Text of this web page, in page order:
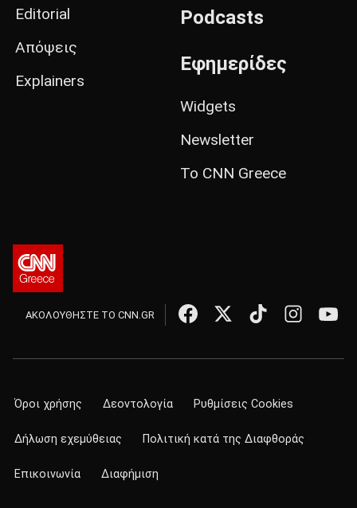
Editorial
Απόψεις
Explainers
Podcasts
Εφημερίδες
Widgets
Newsletter
Το CNN Greece
ΑΚΟΛΟΥΘΗΣΤΕ ΤΟ CNN.GR
Όροι χρήσης Δεοντολογία Ρυθμίσεις Cookies
Δήλωση εχεμύθειας Πολιτική κατά της Διαφθοράς
Επικοινωνία Διαφήμιση